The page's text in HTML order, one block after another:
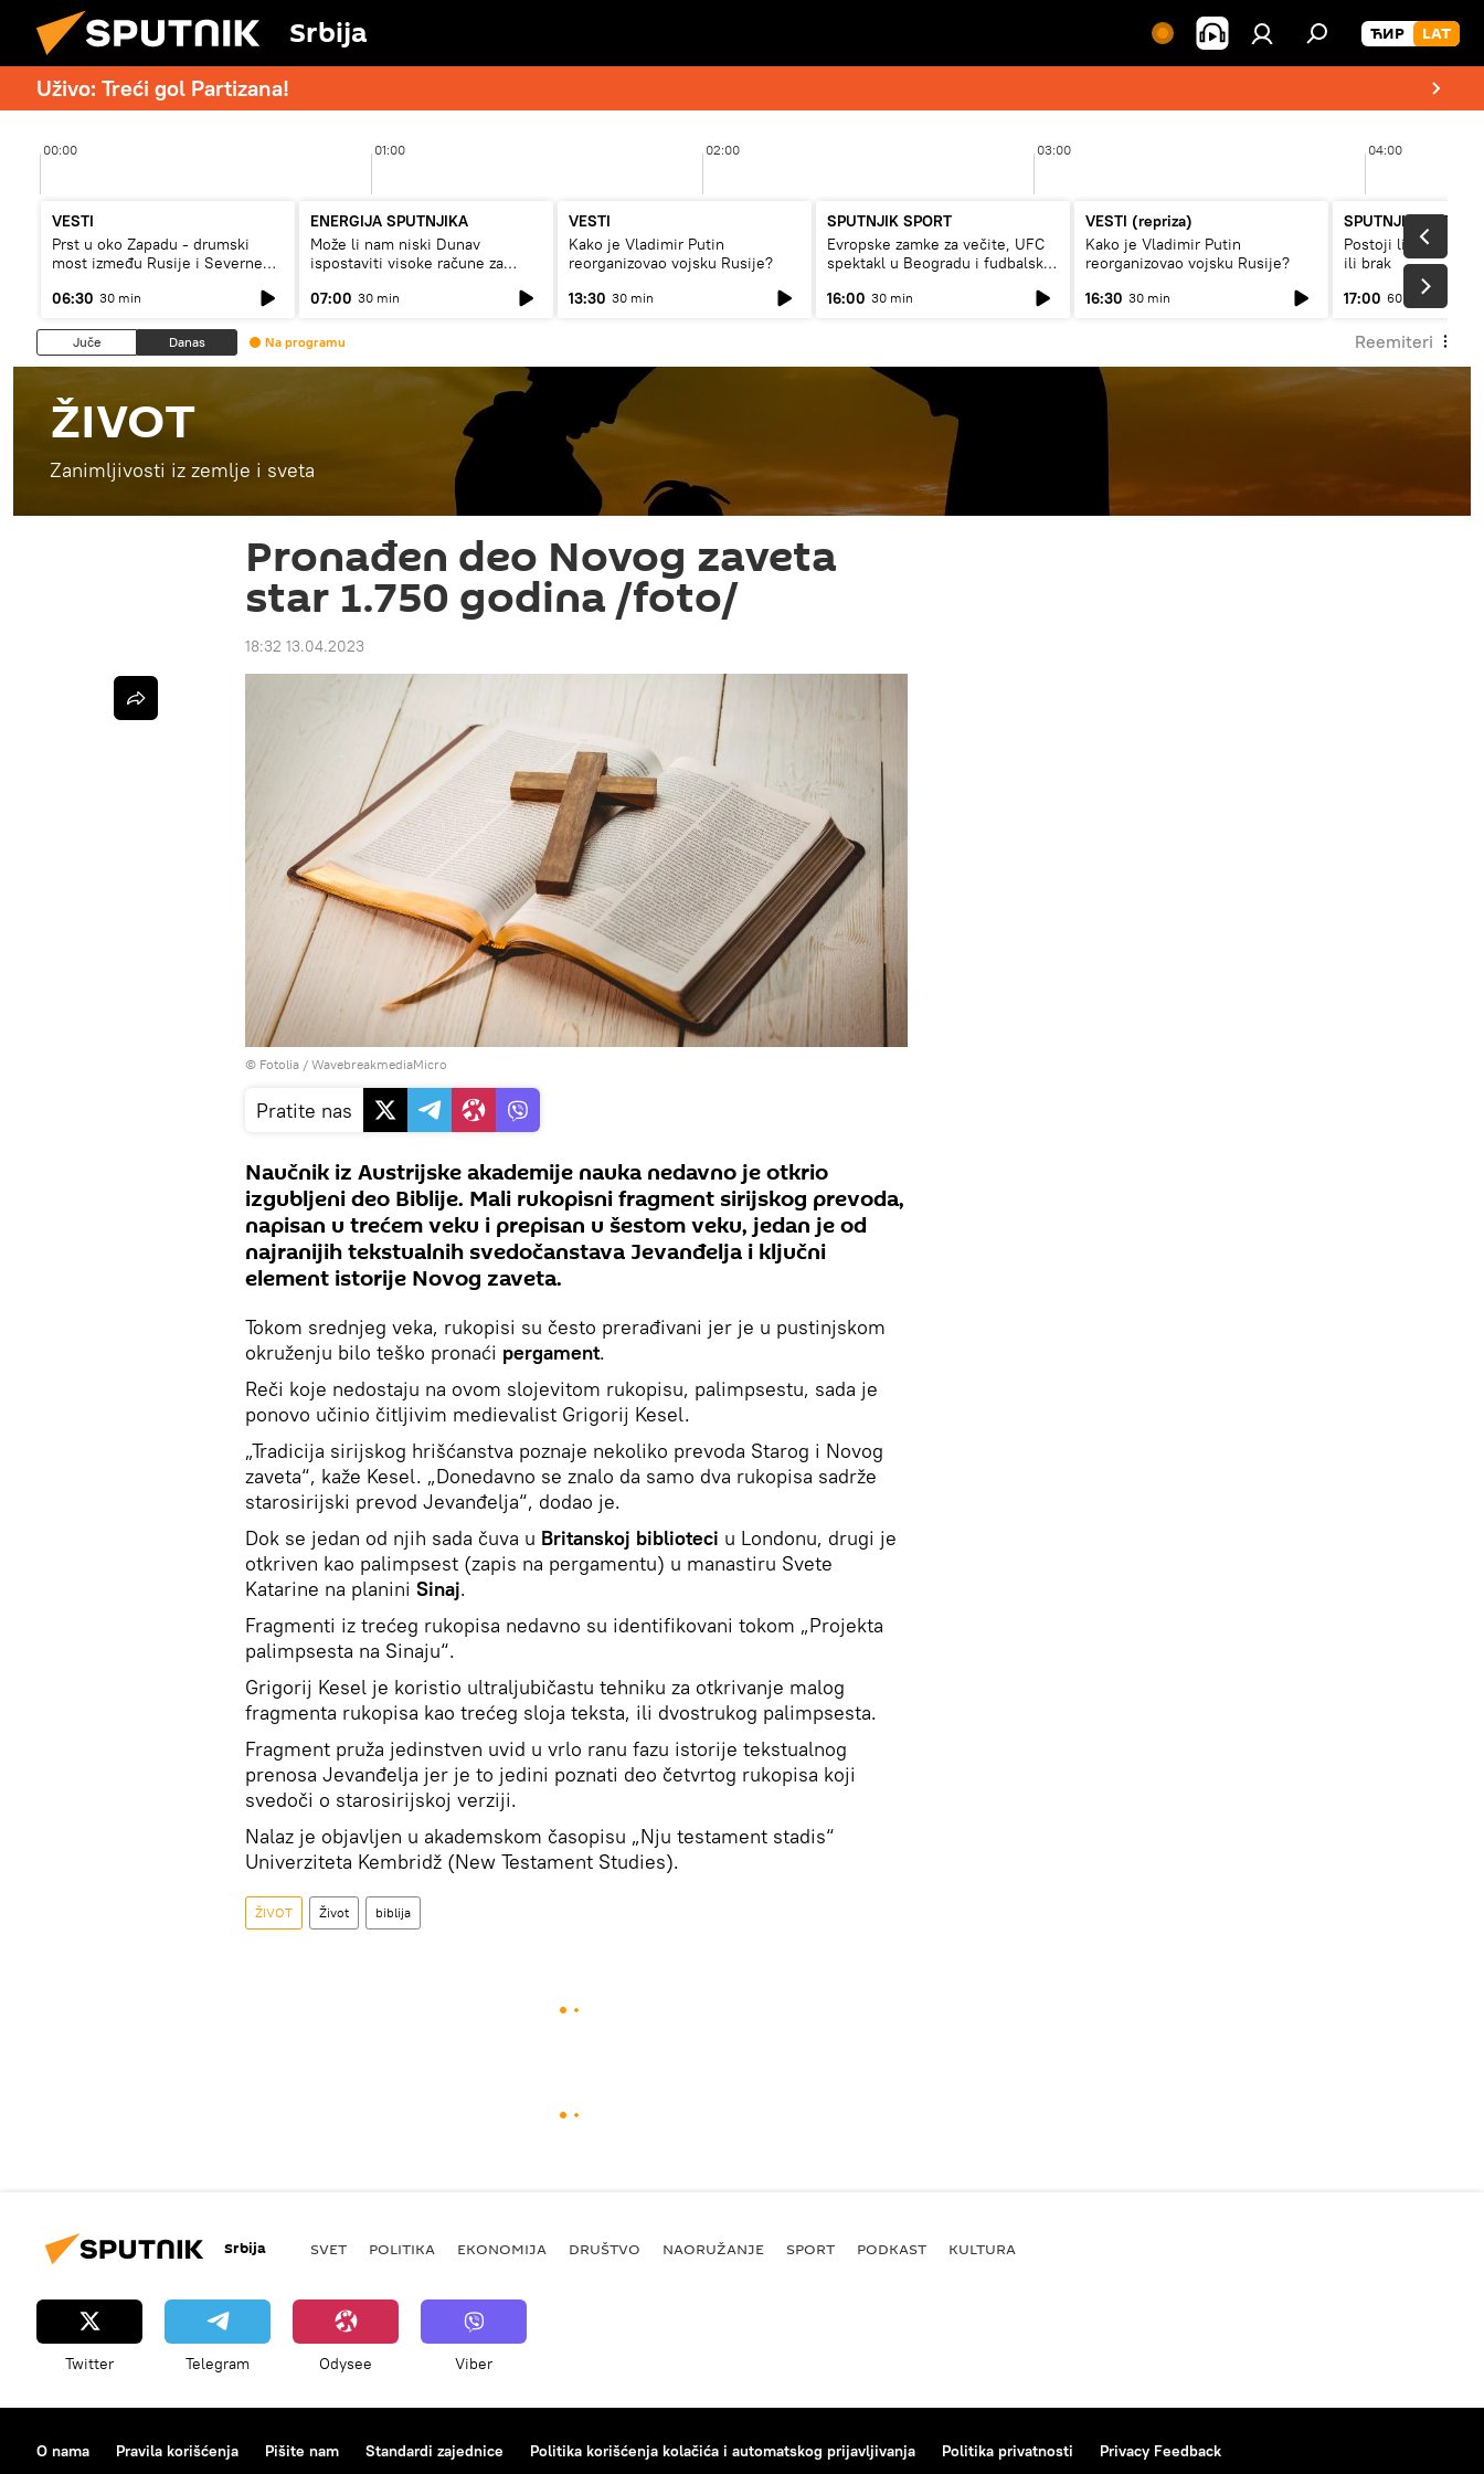
Srbija
Uživo: Treći gol Partizana!
00:00 01:00 02:00 03:00 04:00
VESTI
Prst u oko Zapadu - drumski
most između Rusije i Severne
06:30 30 min
ENERGIJA SPUTNJIKA
Može li nam niski Dunav
ispostaviti visoke račune za
07:00 30 min
VESTI
Kako je Vladimir Putin
reorganizovao vojsku Rusije?
13:30 30 min
SPUTNJIK SPORT
Evropske zamke za večite, UFC
spektakl u Beogradu i fudbalski
16:00 30 min
VESTI (repriza)
Kako je Vladimir Putin
reorganizovao vojsku Rusije?
16:30 30 min
SPUTNJIK
Postoji li recept za
ili brak
17:00 60 min
Juče Danas Na programu Reemiteri
ŽIVOT
Zanimljivosti iz zemlje i sveta
Pronađen deo Novog zaveta
star 1.750 godina /foto/
18:32 13.04.2023
© Fotolia / WavebreakmediaMicro
Pratite nas
Naučnik iz Austrijske akademije nauka nedavno je otkrio
izgubljeni deo Biblije. Mali rukopisni fragment sirijskog prevoda,
napisan u trećem veku i prepisan u šestom veku, jedan je od
najranijih tekstualnih svedočanstava Jevanđelja i ključni
element istorije Novog zaveta.
Tokom srednjeg veka, rukopisi su često prerađivani jer je u pustinjskom
okruženju bilo teško pronaći pergament.
Reči koje nedostaju na ovom slojevitom rukopisu, palimpsestu, sada je
ponovo učinio čitljivim medievalist Grigorij Kesel.
„Tradicija sirijskog hrišćanstva poznaje nekoliko prevoda Starog i Novog
zaveta“, kaže Kesel. „Donedavno se znalo da samo dva rukopisa sadrže
starosirijski prevod Jevanđelja“, dodao je.
Dok se jedan od njih sada čuva u Britanskoj biblioteci u Londonu, drugi je
otkriven kao palimpsest (zapis na pergamentu) u manastiru Svete
Katarine na planini Sinaj.
Fragmenti iz trećeg rukopisa nedavno su identifikovani tokom „Projekta
palimpsesta na Sinaju“.
Grigorij Kesel je koristio ultraljubičastu tehniku za otkrivanje malog
fragmenta rukopisa kao trećeg sloja teksta, ili dvostrukog palimpsesta.
Fragment pruža jedinstven uvid u vrlo ranu fazu istorije tekstualnog
prenosa Jevanđelja jer je to jedini poznati deo četvrtog rukopisa koji
svedoči o starosirijskoj verziji.
Nalaz je objavljen u akademskom časopisu „Nju testament stadis“
Univerziteta Kembridž (New Testament Studies).
ŽIVOT Život biblija
Srbija SVET POLITIKA EKONOMIJA DRUŠTVO NAORUŽANJE SPORT PODKAST KULTURA
Twitter Telegram Odysee Viber
O nama Pravila korišćenja Pišite nam Standardi zajednice Politika korišćenja kolačića i automatskog prijavljivanja Politika privatnosti Privacy Feedback